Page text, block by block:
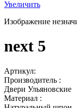
Увеличить
Изображение
next 5
Артикул:
Производитель :
Двери Ульяновские
Материал :